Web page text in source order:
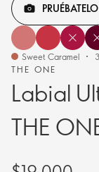
THE ONE
Labial
THE
PRUÉBATELO
Sweet Caramel